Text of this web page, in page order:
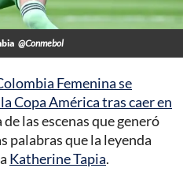
@Conmebol
Femenina se
Copa América tras caer en
de las escenas que generó
palabras que la leyenda
Katherine Tapia.